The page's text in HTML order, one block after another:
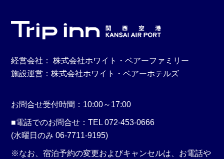
経営会社： 株式会社ホワイト・ベアーファミリー
施設運営：株式会社ホワイト・ベアーホテルズ
お問合せ受付時間：10:00～17:00
■電話でのお問合せ：TEL 072-453-0666
(水曜日のみ 06-7711-9195)
※なお、宿泊予約の変更およびキャンセルは、お電話や